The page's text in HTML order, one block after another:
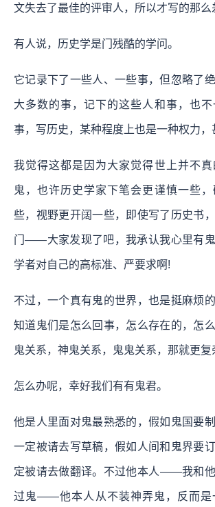
文失去了最佳的评审人，所以才写的那么
有人说，历史学是门残酷的学问。
它记录下了一些人、一些事，但忽略了
大多数的事，记下的这些人和事，也不
事，写历史，某种程度上也是一种权力，
我觉得这都是因为大家觉得世上并不
鬼，也许历史学家下笔会更谨慎一些
些，视野更开阔一些，即使写了历史书
门——大家发现了吧，我承认我心里有
学者对自己的高标准、严要求啊!
不过，一个真有鬼的世界，也是挺麻烦
知道鬼们是怎么回事，怎么存在的，怎
鬼关系，神鬼关系，鬼鬼关系，那就更复
怎么办呢，幸好我们有有鬼君。
他是人里面对鬼最熟悉的，假如鬼国要
一定被请去写草稿，假如人间和鬼界要
定被请去做翻译。不过他本人——我和
过鬼——他本人从不装神弄鬼，反而是